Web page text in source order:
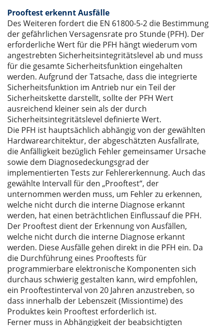
Prooftest erkennt Ausfälle
Des Weiteren fordert die EN 61800-5-2 die Bestimmung
der gefährlichen Versagensrate pro Stunde (PFH). Der
erforderliche Wert für die PFH hängt wiederum vom
angestrebten Sicherheitsintegritätslevel ab und muss
für die gesamte Sicherheitsfunktion eingehalten
werden. Aufgrund der Tatsache, dass die integrierte
Sicherheitsfunktion im Antrieb nur ein Teil der
Sicherheitskette darstellt, sollte der PFH Wert
ausreichend kleiner sein als der durch
Sicherheitsintegritätslevel definierte Wert.
Die PFH ist hauptsächlich abhängig von der gewählten
Hardwarearchitektur, der abgeschätzten Ausfallrate,
die Anfälligkeit bezüglich Fehler gemeinsamer Ursache
sowie dem Diagnosedeckungsgrad der
implementierten Tests zur Fehlererkennung. Auch das
gewählte Intervall für den „Prooftest“, der
unternommen werden muss, um Fehler zu erkennen,
welche nicht durch die interne Diagnose erkannt
werden, hat einen beträchtlichen Einflussauf die PFH.
Der Prooftest dient der Erkennung von Ausfällen,
welche nicht durch die interne Diagnose erkannt
werden. Diese Ausfälle gehen direkt in die PFH ein. Da
die Durchführung eines Prooftests für
programmierbare elektronische Komponenten sich
durchaus schwierig gestalten kann, wird empfohlen,
ein Prooftestinterval von 20 Jahren anzustreben, so
dass innerhalb der Lebenszeit (Missiontime) des
Produktes kein Prooftest erforderlich ist.
Ferner muss in Abhängigkeit der beabsichtigten